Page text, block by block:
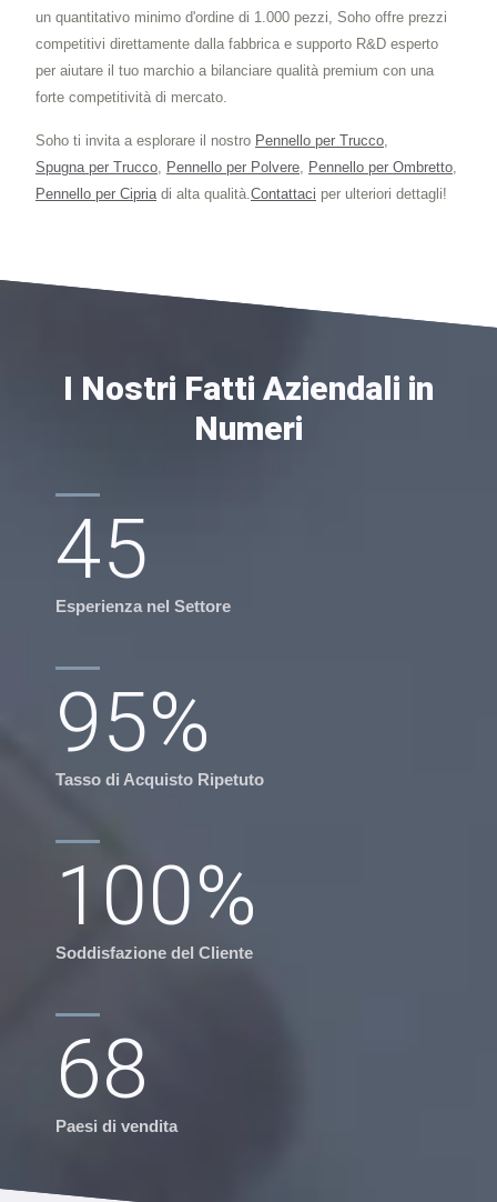
un quantitativo minimo d'ordine di 1.000 pezzi, Soho offre prezzi
competitivi direttamente dalla fabbrica e supporto R&D esperto
per aiutare il tuo marchio a bilanciare qualità premium con una
forte competitività di mercato.
Soho ti invita a esplorare il nostro Pennello per Trucco,
Spugna per Trucco, Pennello per Polvere, Pennello per Ombretto,
Pennello per Cipriadi alta qualità.Contattaci per ulteriori dettagli!
I Nostri Fatti Aziendali in
Numeri
45
Esperienza nel Settore
95%
Tasso di Acquisto Ripetuto
100%
Soddisfazione del Cliente
68
Paesi di vendita